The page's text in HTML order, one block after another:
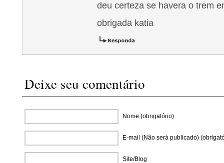
deu certeza se havera o trem
obrigada katia
Deixe seu comentário
Nome (obrigatório)
E-mail (Não será publicado)
Site/Blog